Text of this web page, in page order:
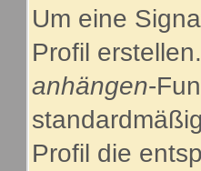
Um eine
Profil
anhängen-
Profil die